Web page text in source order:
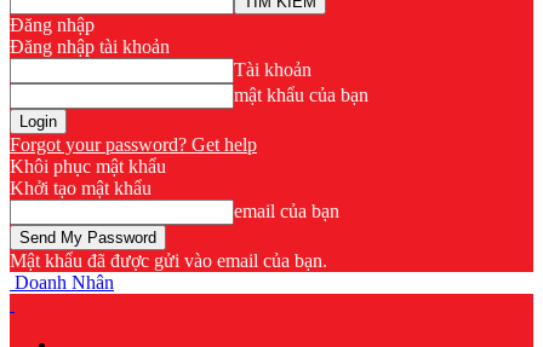
Đăng nhập
Đăng nhập tài khoản
Tài khoản
mật khẩu của bạn
Forgot your password? Get help
Khôi phục mật khẩu
Khởi tạo mật khẩu
email của bạn
Mật khẩu đã được gửi vào email của bạn.
Doanh Nhân